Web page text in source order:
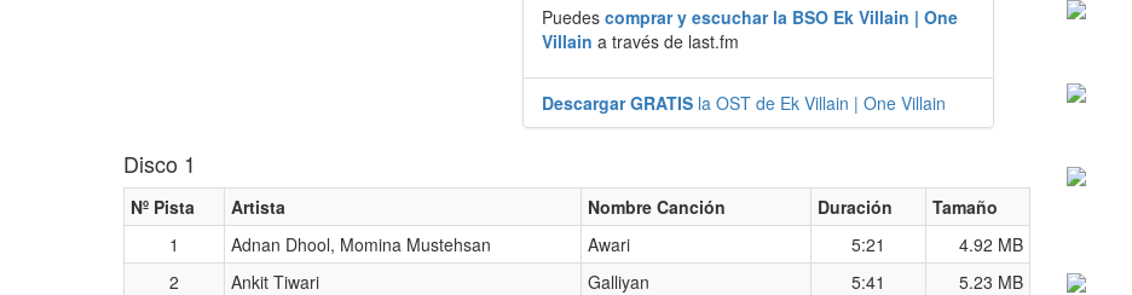
Puedes comprar y escuchar la BSO Ek Villain | One
Villain a través de last.fm
Descargar GRATIS la OST de Ek Villain | One Villain
Disco 1
Nº Pista Artista Nombre Canción Duración
Tamaño
1
Adnan Dhool, Momina Mustehsan Awari 5:21
4.92 MB
2
Ankit Tiwari Galliyan 5:41
5.23 MB